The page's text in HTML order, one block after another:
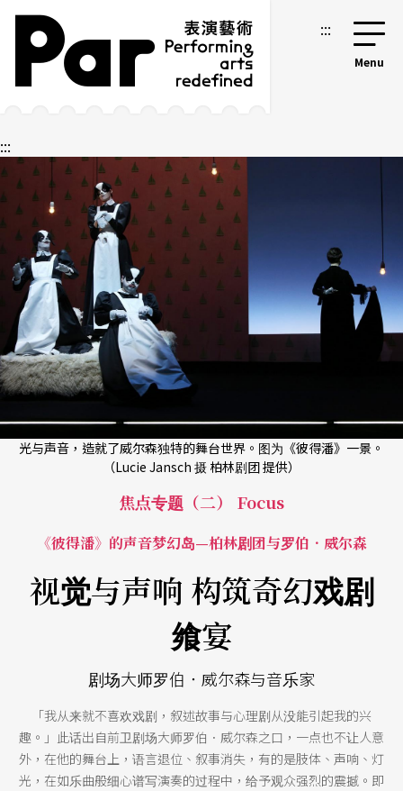
跳到主要内容区块
网站导览 :::
:::
光与声音，造就了威尔森独特的舞台世界。图为《彼得潘》一景。
（Lucie Jansch 摄 柏林剧团 提供）
焦点专题（二） Focus
《彼得潘》的声音梦幻岛—柏林剧团与罗伯．威尔森
视觉与声响 构筑奇幻戏剧
飨宴
剧场大师罗伯．威尔森与音乐家
「我从来就不喜欢戏剧，叙述故事与心理剧从没能引起我的兴
趣。」此话出自前卫剧场大师罗伯．威尔森之口，一点也不让人意
外，在他的舞台上，语言退位、叙事消失，有的是肢体、声响、灯
光，在如乐曲般细心谱写演奏的过程中，给予观众强烈的震撼。即